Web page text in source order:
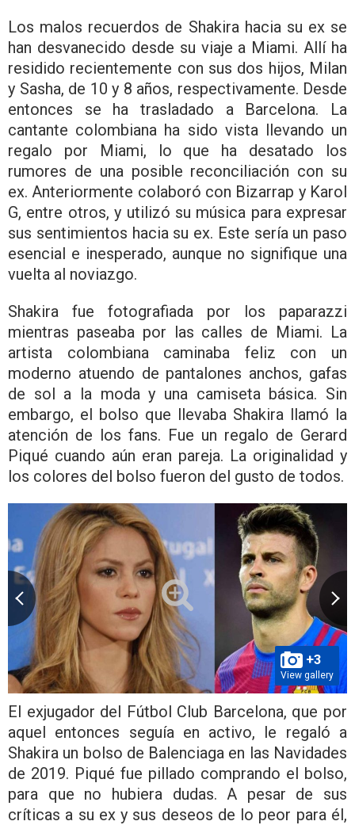
Los malos recuerdos de Shakira hacia su ex se
han desvanecido desde su viaje a Miami. Allí ha
residido recientemente con sus dos hijos, Milan
y Sasha, de 10 y 8 años, respectivamente. Desde
entonces se ha trasladado a Barcelona. La
cantante colombiana ha sido vista llevando un
regalo por Miami, lo que ha desatado los
rumores de una posible reconciliación con su
ex. Anteriormente colaboró con Bizarrap y Karol
G, entre otros, y utilizó su música para expresar
sus sentimientos hacia su ex. Este sería un paso
esencial e inesperado, aunque no signifique una
vuelta al noviazgo.
Shakira fue fotografiada por los paparazzi
mientras paseaba por las calles de Miami. La
artista colombiana caminaba feliz con un
moderno atuendo de pantalones anchos, gafas
de sol a la moda y una camiseta básica. Sin
embargo, el bolso que llevaba Shakira llamó la
atención de los fans. Fue un regalo de Gerard
Piqué cuando aún eran pareja. La originalidad y
los colores del bolso fueron del gusto de todos.
+3
View gallery
El exjugador del Fútbol Club Barcelona, que por
aquel entonces seguía en activo, le regaló a
Shakira un bolso de Balenciaga en las Navidades
de 2019. Piqué fue pillado comprando el bolso,
para que no hubiera dudas. A pesar de sus
críticas a su ex y sus deseos de lo peor para él,